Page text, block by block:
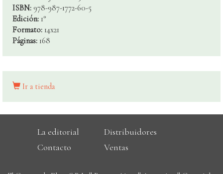
ISBN: 978-987-1772-60-5
Edición: 1°
Formato: 14x21
Páginas: 168
Ir a tienda
La editorial
Distribuidores
Contacto
Ventas